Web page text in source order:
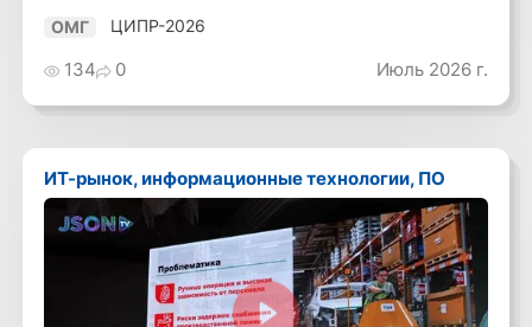
ОМГ ЦИПР-2026
134 0 Июль 2026 г.
ИТ-рынок, информационные технологии, ПО